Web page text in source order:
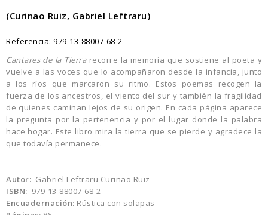
(Curinao Ruiz, Gabriel Leftraru)
Referencia: 979-13-88007-68-2
Cantares de la Tierrarecorre la memoria que sostiene al poeta y
vuelve a las voces que lo acompañaron desde la infancia, junto
a los ríos que marcaron su ritmo. Estos poemas recogen la
fuerza de los ancestros, el viento del sur y también la fragilidad
de quienes caminan lejos de su origen. En cada página aparece
la pregunta por la pertenencia y por el lugar donde la palabra
hace hogar. Este libro mira la tierra que se pierde y agradece la
que todavía permanece.
Autor: Gabriel Leftraru Curinao Ruiz
ISBN: 979-13-88007-68-2
Encuadernación: Rústica con solapas